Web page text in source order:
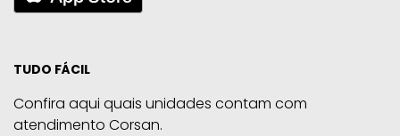
TUDO FÁCIL
Confira aqui quais unidades contam com
atendimento Corsan.